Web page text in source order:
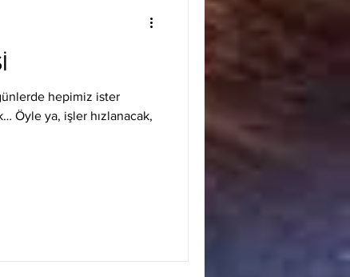
hepimiz ister
Öyle ya, işler hızlanacak,